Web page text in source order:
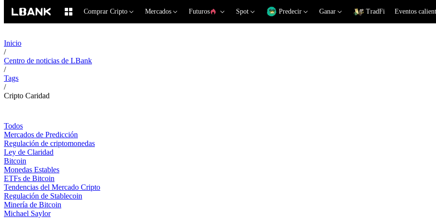
Comprar Cripto Mercados Futuros Spot Predecir Ganar TradFi Eventos
Inicio
/
Centro de noticias de LBank
/
Tags
/
Cripto Caridad
Todos
Mercados de Predicción
Regulación de criptomonedas
Ley de Claridad
Bitcoin
Monedas Estables
ETFs de Bitcoin
Tendencias del Mercado Cripto
Regulación de Stablecoin
Minería de Bitcoin
Michael Saylor